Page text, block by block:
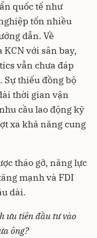
quốc tế như
tốn nhiều
dẫn. Về
với sân bay,
vẫn chưa đáp
Sự thiếu đồng bộ
thời gian vận
cầu lao động kỹ
xa khả năng cung
tháo gỡ, năng lực
mạnh và FDI
dài.
ưu tiên đầu tư vào
ông?